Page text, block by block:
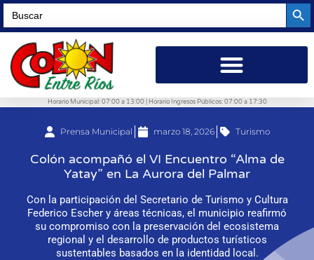
Search
for:
Horario Municipal: 07:00 a 13:00 | Horario Ingresos Públicos: 07:00 a 17:30
Prensa Municipal marzo 18, 2026 Turismo
Colón acompañó el VI Encuentro “Alma de
Yatay” en La Aurora del Palmar
Con la participación del Secretario de Turismo y Cultura
Federico Escher y áreas técnicas, el municipio reafirmó
su compromiso con la preservación del ecosistema
regional y el desarrollo de productos turísticos
sustentables basados en la identidad local.